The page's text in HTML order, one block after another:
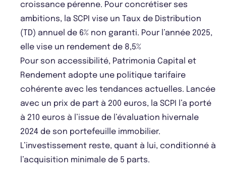
croissance pérenne. Pour concrétiser ses
ambitions, la SCPI vise un Taux de Distribution
(TD) annuel de 6% non garanti. Pour l’année 2025,
elle vise un rendement de 8,5%
Pour son accessibilité, Patrimonia Capital et
Rendement adopte une politique tarifaire
cohérente avec les tendances actuelles. Lancée
avec un prix de part à 200 euros, la SCPI l’a porté
à 210 euros à l’issue de l’évaluation hivernale
2024 de son portefeuille immobilier.
L’investissement reste, quant à lui, conditionné à
l’acquisition minimale de 5 parts.